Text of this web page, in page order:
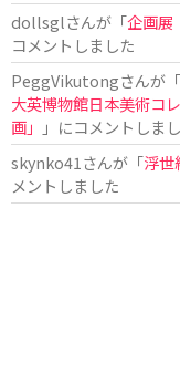
dollsglさんが「企画展
コメントしました
PeggVikutongさんが「
大英博物館日本美術コ
画」
」にコメントしま
skynko41さんが「浮世
メントしました